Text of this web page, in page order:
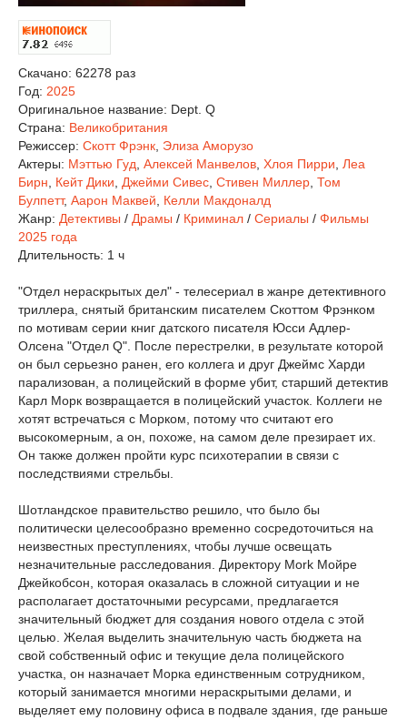
Скачано: 62278 раз
Год: 2025
Оригинальное название: Dept. Q
Страна: Великобритания
Режиссер: Скотт Фрэнк Элиза Аморузо
Актеры: Мэттью Гуд Алексей Манвелов Хлоя Пирри Леа
Бирн
Кейт Дики Джейми Сивес Стивен Миллер Том
Булпетт, Аарон Маквей
Келли Макдоналд
Жанр: Детективы / Драмы / Криминал / Сериалы / Фильмы
2025 года
Длительность: 1 ч
"Отдел нераскрытых дел" - телесериал в жанре детективного
триллера, снятый британским писателем Скоттом Фрэнком
по мотивам серии книг датского писателя Юсси Адлер-
Олсена "Отдел Q". После перестрелки, в результате которой
он был серьезно ранен, его коллега и друг Джеймс Харди
парализован, а полицейский в форме убит, старший детектив
Карл Морк возвращается в полицейский участок. Коллеги не
хотят встречаться с Морком, потому что считают его
высокомерным, а он, похоже, на самом деле презирает их.
Он также должен пройти курс психотерапии в связи с
последствиями стрельбы.
Шотландское правительство решило, что было бы
политически целесообразно временно сосредоточиться на
неизвестных преступлениях, чтобы лучше освещать
незначительные расследования. Директору Mork Мойре
Джейкобсон, которая оказалась в сложной ситуации и не
располагает достаточными ресурсами, предлагается
значительный бюджет для создания нового отдела с этой
целью. Желая выделить значительную часть бюджета на
свой собственный офис и текущие дела полицейского
участка, он назначает Морка единственным сотрудником,
который занимается многими нераскрытыми делами, и
выделяет ему половину офиса в подвале здания, где раньше